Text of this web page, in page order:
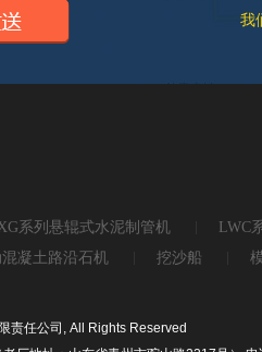
我
系列悬辊式水泥制管机 LWC
凝土路沿石机 挖沙船
责任公司, All Rights Reserved